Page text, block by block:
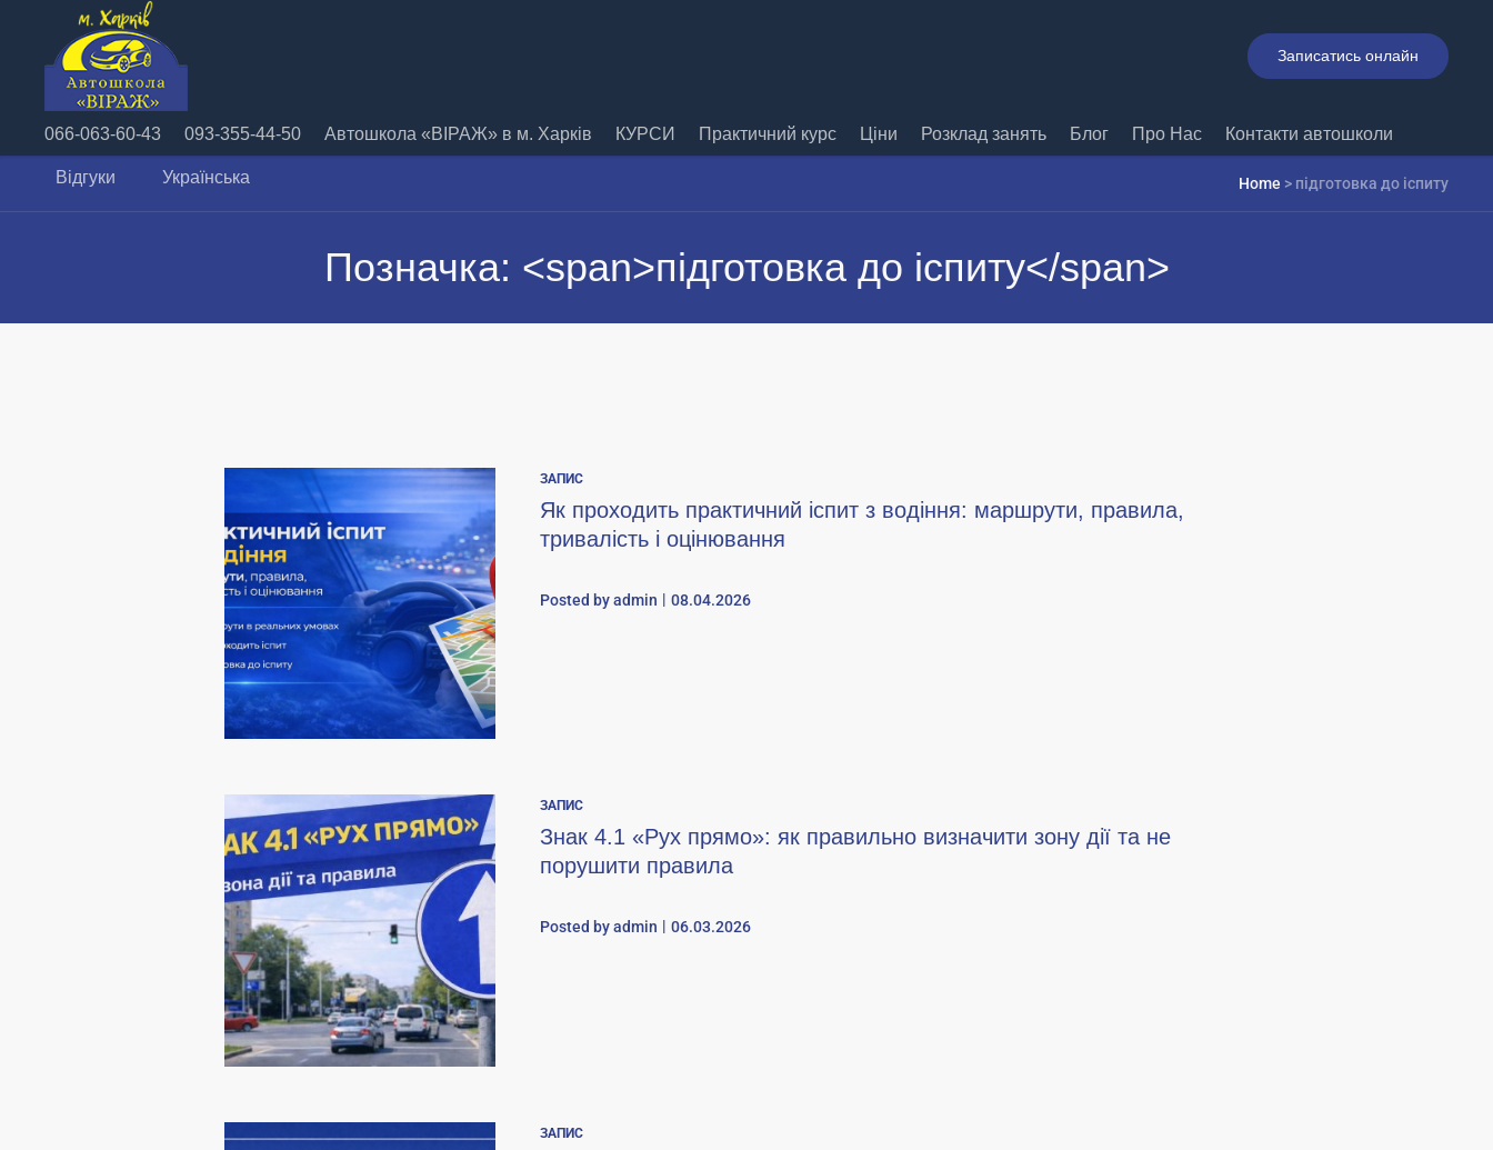
Записатись онлайн
066-063-60-43 093-355-44-50 Автошкола «ВІРАЖ» в м. Харків КУРСИ Практичний курс Ціни Розклад занять Блог Про Нас Контакти автошколи
Відгуки Українська Home > підготовка до іспиту
Позначка: <span>підготовка до іспиту</span>
ЗАПИС
Як проходить практичний іспит з водіння: маршрути, правила,
тривалість і оцінювання
Posted byadmin 08.04.2026
ЗАПИС
Знак 4.1 «Рух прямо»: як правильно визначити зону дії та не
порушити правила
Posted byadmin 06.03.2026
ЗАПИС